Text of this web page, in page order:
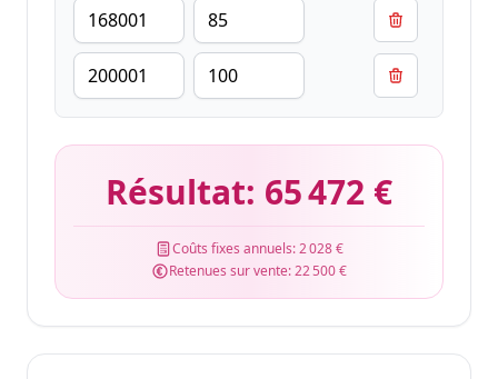
Résultat: 65 472 €
Coûts fixes annuels:2 028 €
Retenues sur vente:22 500 €